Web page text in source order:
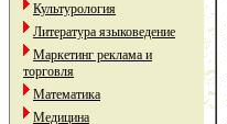
Культурология
Литература языковедение
Маркетинг реклама и
торговля
Математика
Медицина